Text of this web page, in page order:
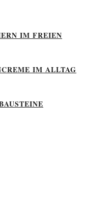
IM FREIEN
IM ALLTAG